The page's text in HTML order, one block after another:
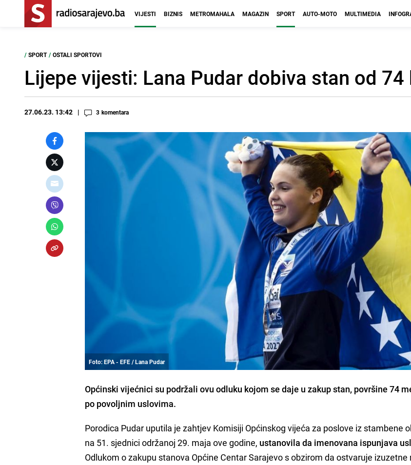
VIJESTI BIZNIS METROMAHALA MAGAZIN SPORT AUTO-MOTO MULTIMEDIA
/ SPORT / OSTALI SPORTOVI
Lijepe vijesti: Lana Pudar dobiva stan od 74
27.06.23. 13:42 3 komentara
Foto: EPA - EFE / Lana Pudar
Općinski vijećnici su podržali ovu odluku kojom se daje u zakup stan, površine 74
po povoljnim uslovima.
Porodica Pudar uputila je zahtjev Komisiji Općinskog vijeća za poslove iz stambene
na 51. sjednici održanoj 29. maja ove godine, ustanovila da imenovana ispunjava
Odlukom o zakupu stanova Općine Centar Sarajevo s obzirom da ostvaruje izuzetne